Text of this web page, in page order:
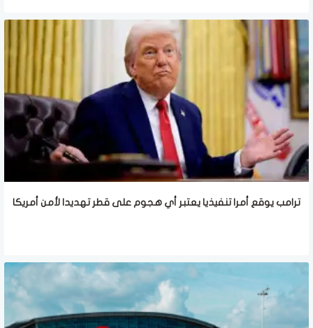
ترامب يوقع أمرا تنفيذيا يعتبر أي هجوم على قطر تهديدا لأمن أمريكا